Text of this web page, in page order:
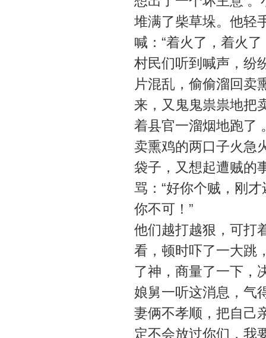
堆满了柴草垛。他轻
喊：“着火了，着火了
村民们听到喊声，纷
片混乱，偷偷溜回卖
来，又鬼鬼祟祟地把
着县官一溜烟地跑了
卖熏鸡的两口子火急
袋子，又想起遭贼的
骂：“好你个贼，刚
你不可！”
他们越打越狠，可打
看，顿时吓了一大跳
了神，商量了一下，
娘舅一听这消息，气
妻俩不孝顺，把自己
定不会放过你们，我